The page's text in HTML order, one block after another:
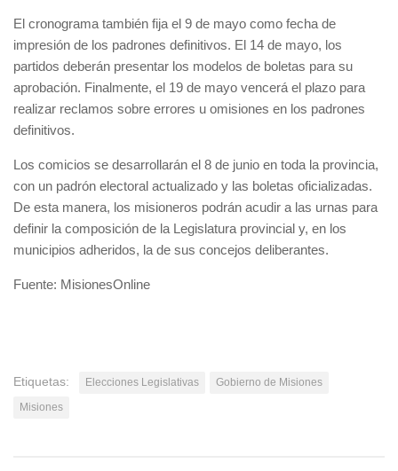
El cronograma también fija el 9 de mayo como fecha de
impresión de los padrones definitivos. El 14 de mayo, los
partidos deberán presentar los modelos de boletas para su
aprobación. Finalmente, el 19 de mayo vencerá el plazo para
realizar reclamos sobre errores u omisiones en los padrones
definitivos.
Los comicios se desarrollarán el 8 de junio en toda la provincia,
con un padrón electoral actualizado y las boletas oficializadas.
De esta manera, los misioneros podrán acudir a las urnas para
definir la composición de la Legislatura provincial y, en los
municipios adheridos, la de sus concejos deliberantes.
Fuente: MisionesOnline
Etiquetas: Elecciones Legislativas
Gobierno de Misiones
Misiones